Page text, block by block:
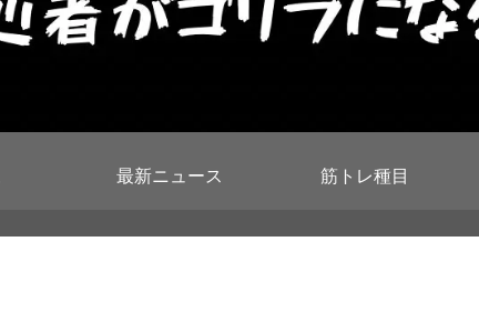
最新ニュース 筋トレ種目